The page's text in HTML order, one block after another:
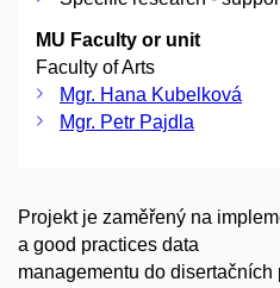
MU Faculty or unit
Faculty of Arts
Mgr. Hana Kubelková
Mgr. Petr Pajdla
Projekt je zaměřený na
a good practices data
managementu do disertačních